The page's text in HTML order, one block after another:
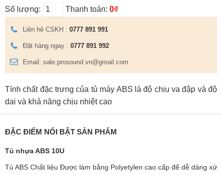
Số lượng: Thanh toán: 0₫
Liên hệ CSKH : 0777 891 991
Đặt hàng ngay : 0777 891 992
Email: sale.prosound.vn@gmail.com
Tính chất đặc trưng của tủ máy ABS là độ chịu va đập và độ
dai và khả năng chịu nhiệt cao
ĐẶC ĐIỂM NỔI BẬT SẢN PHẨM
Tủ nhựa ABS 10U
Tủ ABS Chất liệu Được làm bằng Polyetylen cao cấp để dễ dàng xử